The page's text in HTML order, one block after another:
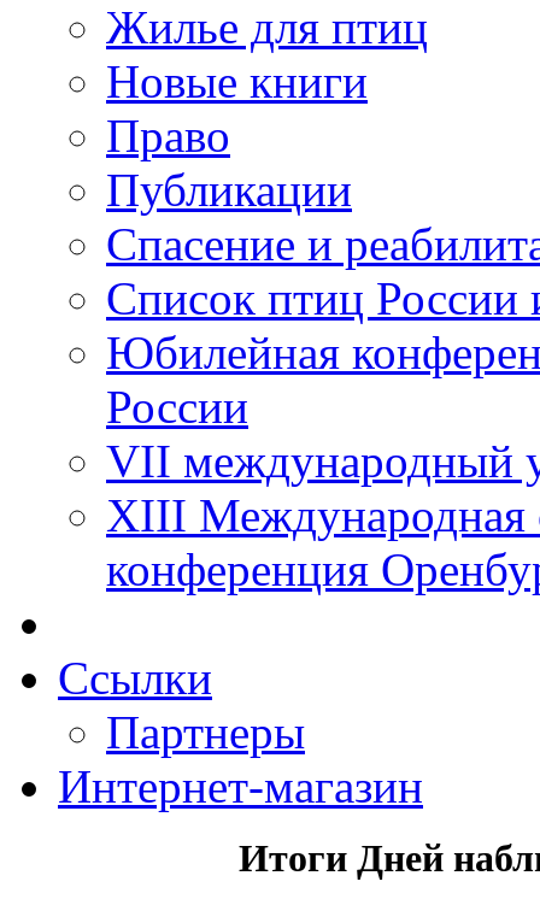
Жилье для птиц
Новые книги
Право
Публикации
Спасение и
Список птиц России
Юбилейная
России
VII международный
XIII Международная
конференция
Ссылки
Партнеры
Интернет-магазин
Итоги Дней